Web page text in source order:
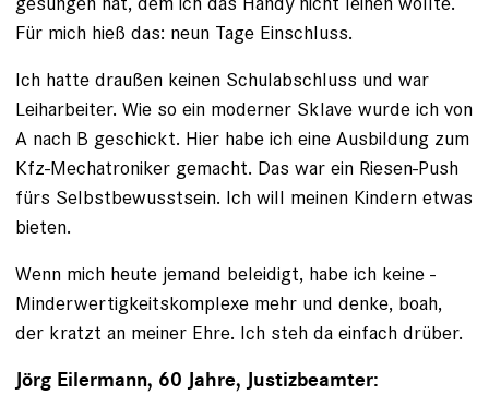
Für mich hieß das: neun Tage Einschluss.
Ich hatte draußen keinen Schulabschluss und war
Leiharbeiter. Wie so ein moderner Sklave wurde ich von
A nach B geschickt. Hier habe ich eine Ausbildung zum
Kfz-Mechatroniker gemacht. Das war ein Riesen-Push
fürs Selbstbewusstsein. Ich will meinen Kindern etwas
bieten.
Wenn mich heute jemand beleidigt, habe ich keine ­
Minderwertigkeitskomplexe mehr und denke, boah,
der kratzt an meiner Ehre. Ich steh da einfach drüber.
Jörg Eilermann, 60 Jahre, Justizbeamter: